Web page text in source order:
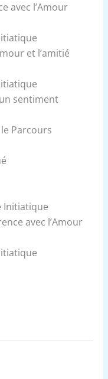
avec l’Amour
et l’amitié
sentiment
Parcours
Initiatique
avec l’Amour